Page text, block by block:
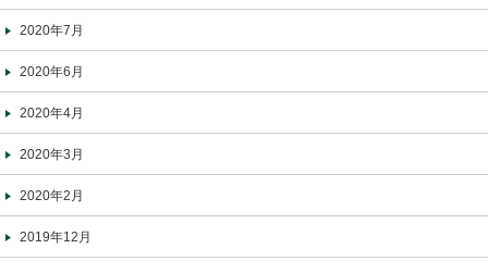
2020年7月
2020年6月
2020年4月
2020年3月
2020年2月
2019年12月